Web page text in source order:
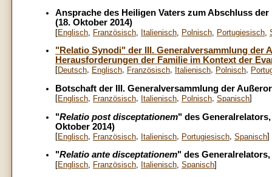
Ansprache des Heiligen Vaters zum Abschluss
(18. Oktober 2014)
[Englisch Französisch Italienisch Polnisch Portugiesisch
"Relatio Synodi" der III. Generalversammlung
Herausforderungen der Familie im Kontext der
[Deutsch, Englisch, Französisch, Italienisch, Polnisch,
Botschaft der III. Generalversammlung der
[Englisch, Französisch, Italienisch, Polnisch, Spanisch]
"Relatio post disceptationem" des
Oktober 2014)
[Englisch, Französisch, Italienisch, Portugiesisch, Spanisch]
"Relatio ante disceptationem" des
[Englisch, Französisch, Italienisch, Spanisch]